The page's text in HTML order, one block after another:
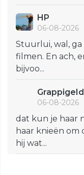
HP
06-08-2026
Stuurlui, wal, ga
filmen. En ach,
bijvoo...
06-08-2026
dat kun je haar
haar knieën om
hij wat...